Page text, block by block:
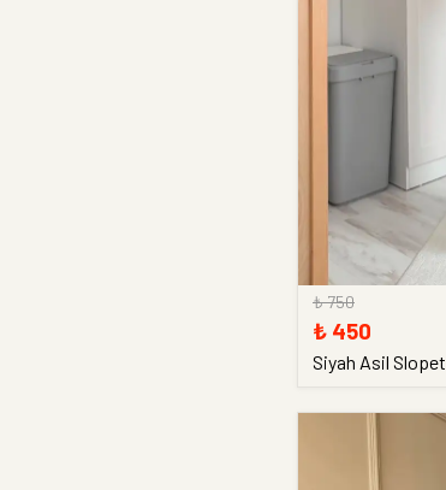
₺ 750
₺ 450
Siyah Asil Slopet